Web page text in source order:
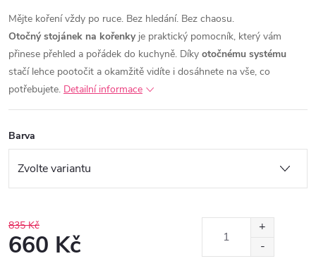
Mějte koření vždy po ruce. Bez hledání. Bez chaosu.
Otočný stojánek na kořenkyje praktický pomocník, který vám
přinese přehled a pořádek do kuchyně. Díky otočnému systému
stačí lehce pootočit a okamžitě vidíte i dosáhnete na vše, co
potřebujete. Detailní informace
Barva
835 Kč
660 Kč